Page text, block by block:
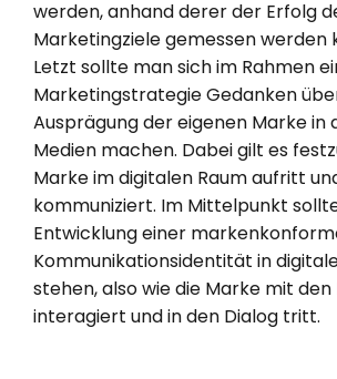
werden, anhand derer der Erfolg
Marketingziele gemessen werden
Letzt sollte man sich im Rahmen
Marketingstrategie Gedanken
Ausprägung der eigenen Marke in
Medien machen. Dabei gilt es
Marke im digitalen Raum aufritt
kommuniziert. Im Mittelpunkt
Entwicklung einer
Kommunikationsidentität in
stehen, also wie die Marke mit
interagiert und in den Dialog tritt.